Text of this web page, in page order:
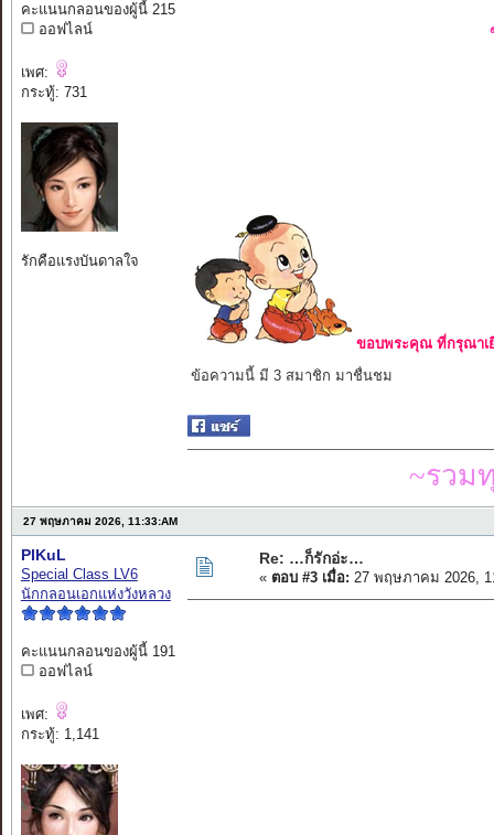
คะแนนกลอนของผู้นี้ 215
ออฟไลน์
เพศ:
กระทู้: 731
รักคือแรงบันดาลใจ
ขอบพระคุณ ที่กรุณาเ
ข้อความนี้ มี 3 สมาชิก มาชื่นชม
~รวม
27 พฤษภาคม 2026, 11:33:AM
PIKuL
Special Class LV6
นักกลอนเอกแห่งวังหลวง
คะแนนกลอนของผู้นี้ 191
ออฟไลน์
เพศ:
กระทู้: 1,141
Re: …ก็รักอ่ะ…
« ตอบ #3 เมื่อ: 27 พฤษภาคม 2026,